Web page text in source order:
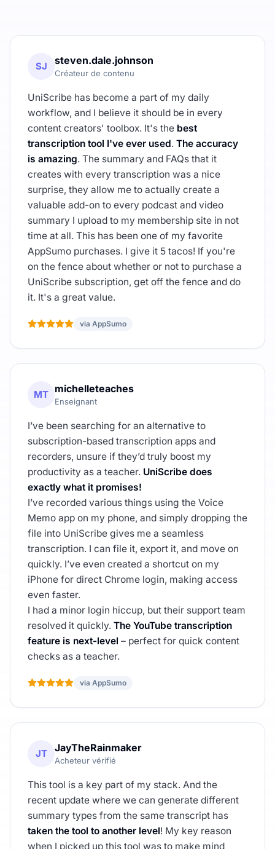
SJ steven.dale.johnson
Créateur de contenu
UniScribe has become a part of my daily
workflow, and I believe it should be in every
content creators' toolbox. It's the best
transcription tool I've ever used. The accuracy
is amazing. The summary and FAQs that it
creates with every transcription was a nice
surprise, they allow me to actually create a
valuable add-on to every podcast and video
summary I upload to my membership site in not
time at all. This has been one of my favorite
AppSumo purchases. I give it 5 tacos! If you're
on the fence about whether or not to purchase a
UniScribe subscription, get off the fence and do
it. It's a great value.
via AppSumo
MT michelleteaches
Enseignant
I’ve been searching for an alternative to
subscription-based transcription apps and
recorders, unsure if they’d truly boost my
productivity as a teacher. UniScribe does
exactly what it promises!
I’ve recorded various things using the Voice
Memo app on my phone, and simply dropping the
file into UniScribe gives me a seamless
transcription. I can file it, export it, and move on
quickly. I’ve even created a shortcut on my
iPhone for direct Chrome login, making access
even faster.
I had a minor login hiccup, but their support team
resolved it quickly. The YouTube transcription
feature is next-level – perfect for quick content
checks as a teacher.
via AppSumo
JT JayTheRainmaker
Acheteur vérifié
This tool is a key part of my stack. And the
recent update where we can generate different
summary types from the same transcript has
taken the tool to another level! My key reason
when I picked up this tool was to make mind